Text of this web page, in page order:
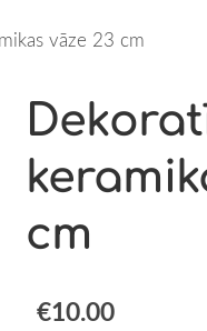
vāze 23 cm
cm
€10.00